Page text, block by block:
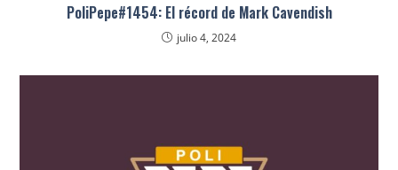
PoliPepe#1454: El récord de Mark Cavendish
julio 4, 2024